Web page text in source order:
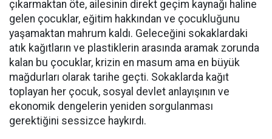
çıkarmaktan öte, ailesinin direkt geçim kaynağı haline
gelen çocuklar, eğitim hakkından ve çocukluğunu
yaşamaktan mahrum kaldı. Geleceğini sokaklardaki
atık kağıtların ve plastiklerin arasında aramak zorunda
kalan bu çocuklar, krizin en masum ama en büyük
mağdurları olarak tarihe geçti. Sokaklarda kağıt
toplayan her çocuk, sosyal devlet anlayışının ve
ekonomik dengelerin yeniden sorgulanması
gerektiğini sessizce haykırdı.